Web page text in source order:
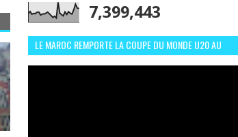
7,399,443
LE MAROC REMPORTE LA COUPE DU MONDE U20 AU